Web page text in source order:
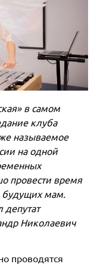
в самом
клуба
называемое
на одной
провести время
будущих мам.
депутат
Николаевич
проводятся